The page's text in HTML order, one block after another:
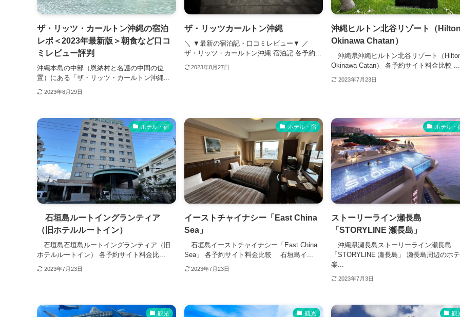
ザ・リッツ・カールトン沖縄の宿泊
レポ＜2023年最新版＞朝食など口コ
ミレビュー評判
沖縄本島の中部（恩納村と名護の中間の位
置）にある「ザ・リッツ・カールトン沖縄...
2023年8月29日
ザ・リッツカールトン沖縄
＼ ▼最新の宿泊記・口コミレビュー▼ ／
ザ・リッツ・カールトン沖縄 宿泊記 各予約...
2023年8月27日
沖縄ヒルトン北谷リゾート（
Okinawa Chatan）
沖縄県沖縄ヒルトン北谷リゾート（
Okinawa Catan） 各予約サイト料金比較 ...
2023年7月23日
ホテル・宿
石垣島ルートイングランティア
（旧ホテルルートイン）
石垣島石垣島ルートイングランティア（旧
ホテルルートイン） 各予約サイト料金比...
2023年7月23日
ホテル・宿
イーストチャイナシー「East China
Sea」
石垣島イーストチャイナシー「East China
Sea」 各予約サイト料金比較 石垣島イ...
2023年7月23日
ホテル・
ストーリーライン瀬長島
「STORYLINE 瀬長島」
沖縄県瀬長島ストーリーライン瀬長島
「STORYLINE 瀬長島」 瀬長島周辺のホ
楽...
2023年7月3日
観光 観光 観